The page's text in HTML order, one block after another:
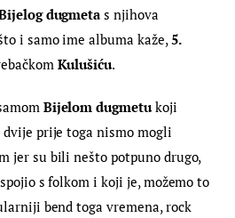
dugmeta s njihova
i samo ime albuma kaže, 5.
Kulušiću.
Bijelom dugmetu koji
prije toga nismo mogli
jer su bili nešto potpuno drugo,
s folkom i koji je, možemo to
bend toga vremena, rock